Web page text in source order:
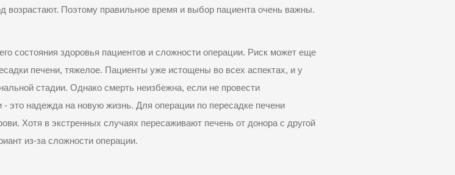
возрастают. Поэтому правильное время и выбор пациента очень важны.
состояния здоровья пациентов и сложности операции. Риск может еще
печени, тяжелое. Пациенты уже истощены во всех аспектах, и у
стадии. Однако смерть неизбежна, если не провести
это надежда на новую жизнь. Для операции по пересадке печени
Хотя в экстренных случаях пересаживают печень от донора с другой
из-за сложности операции.